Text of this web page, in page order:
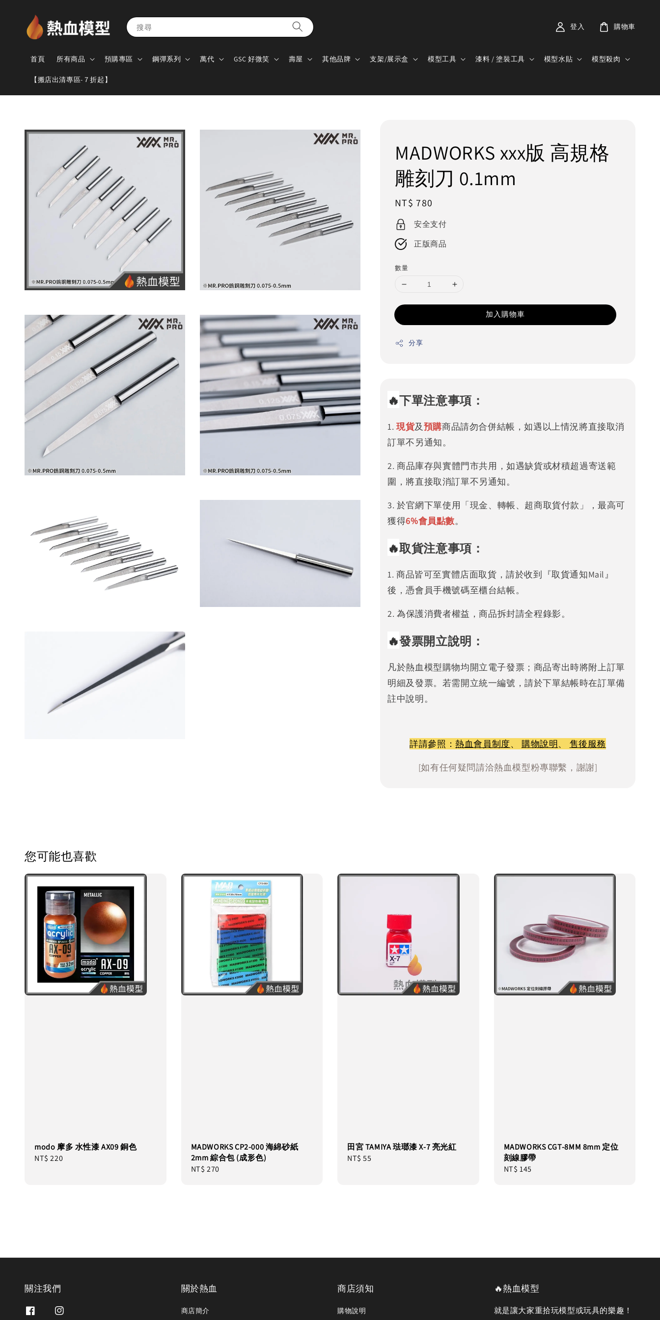
搜尋
首頁 所有商品 預購專區 鋼彈系列 萬代 GSC 好微笑 壽屋 其他品牌 支架/展示盒 模型工具 漆料 / 塗裝工具 模型水貼 模型殺肉
【搬店出清專區-７折起】
登入 購物車
MADWORKS xxx版 高規格
雕刻刀 0.1mm
Regular
price
NT$ 780
安全支付
正版商品
數量
加入購物車
分享
🔥下單注意事項：
1. 現貨及預購商品請勿合併結帳，如遇以上情況將直接取消
訂單不另通知。
2. 商品庫存與實體門市共用，如遇缺貨或材積超過寄送範
圍，將直接取消訂單不另通知。
3. 於官網下單使用「現金、轉帳、超商取貨付款」，最高可
獲得6%會員點數。
🔥取貨注意事項：
1. 商品皆可至實體店面取貨，請於收到『取貨通知Mail』
後，憑會員手機號碼至櫃台結帳。
2. 為保護消費者權益，商品拆封請全程錄影。
🔥發票開立說明：
凡於熱血模型購物均開立電子發票；商品寄出時將附上訂單
明細及發票。若需開立統一編號，請於下單結帳時在訂單備
註中說明。
詳請參照：熱血會員制度、 購物說明、 售後服務
[如有任何疑問請洽熱血模型粉專聯繫，謝謝]
您可能也喜歡
modo 摩多 水性漆 AX09 銅色
Regular
NT$ 220
MADWORKS CP2-000 海綿砂紙
2mm 綜合包 (成形色)
Regular
NT$ 270
田宮 TAMIYA 琺瑯漆 X-7 亮光紅
Regular
NT$ 55
MADWORKS CGT-8MM 8mm 定位
刻線膠帶
Regular
NT$ 145
關注我們 關於熱血
商店簡介
商店須知
購物說明
🔥熱血模型
就是讓大家重拾玩模型或玩具的樂趣！